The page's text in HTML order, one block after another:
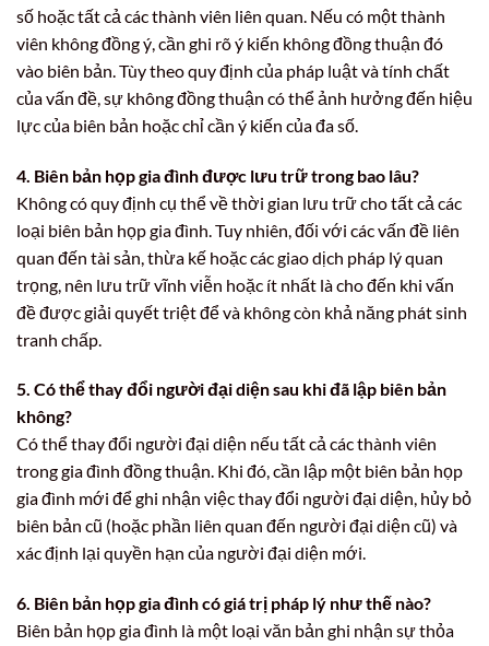
số hoặc tất cả các thành viên liên quan. Nếu có một thành
viên không đồng ý, cần ghi rõ ý kiến không đồng thuận đó
vào biên bản. Tùy theo quy định của pháp luật và tính chất
của vấn đề, sự không đồng thuận có thể ảnh hưởng đến hiệu
lực của biên bản hoặc chỉ cần ý kiến của đa số.
4. Biên bản họp gia đình được lưu trữ trong bao lâu?
Không có quy định cụ thể về thời gian lưu trữ cho tất cả các
loại biên bản họp gia đình. Tuy nhiên, đối với các vấn đề liên
quan đến tài sản, thừa kế hoặc các giao dịch pháp lý quan
trọng, nên lưu trữ vĩnh viễn hoặc ít nhất là cho đến khi vấn
đề được giải quyết triệt để và không còn khả năng phát sinh
tranh chấp.
5. Có thể thay đổi người đại diện sau khi đã lập biên bản
không?
Có thể thay đổi người đại diện nếu tất cả các thành viên
trong gia đình đồng thuận. Khi đó, cần lập một biên bản họp
gia đình mới để ghi nhận việc thay đổi người đại diện, hủy bỏ
biên bản cũ (hoặc phần liên quan đến người đại diện cũ) và
xác định lại quyền hạn của người đại diện mới.
6. Biên bản họp gia đình có giá trị pháp lý như thế nào?
Biên bản họp gia đình là một loại văn bản ghi nhận sự thỏa